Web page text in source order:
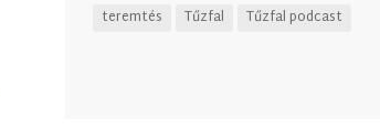
teremtés
Tűzfal Tűzfal podcast